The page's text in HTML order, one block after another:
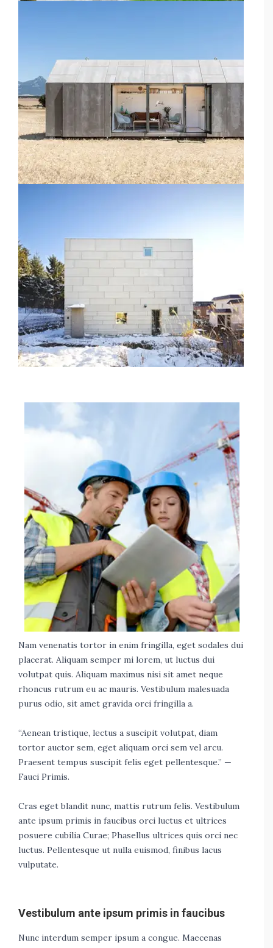
Nam venenatis tortor in enim fringilla, eget sodales dui
placerat. Aliquam semper mi lorem, ut luctus dui
volutpat quis. Aliquam maximus nisi sit amet neque
rhoncus rutrum eu ac mauris. Vestibulum malesuada
purus odio, sit amet gravida orci fringilla a.
“Aenean tristique, lectus a suscipit volutpat, diam
tortor auctor sem, eget aliquam orci sem vel arcu.
Praesent tempus suscipit felis eget pellentesque.” —
Fauci Primis.
Cras eget blandit nunc, mattis rutrum felis. Vestibulum
ante ipsum primis in faucibus orci luctus et ultrices
posuere cubilia Curae; Phasellus ultrices quis orci nec
luctus. Pellentesque ut nulla euismod, finibus lacus
vulputate.
Vestibulum ante ipsum primis in faucibus
Nunc interdum semper ipsum a congue. Maecenas